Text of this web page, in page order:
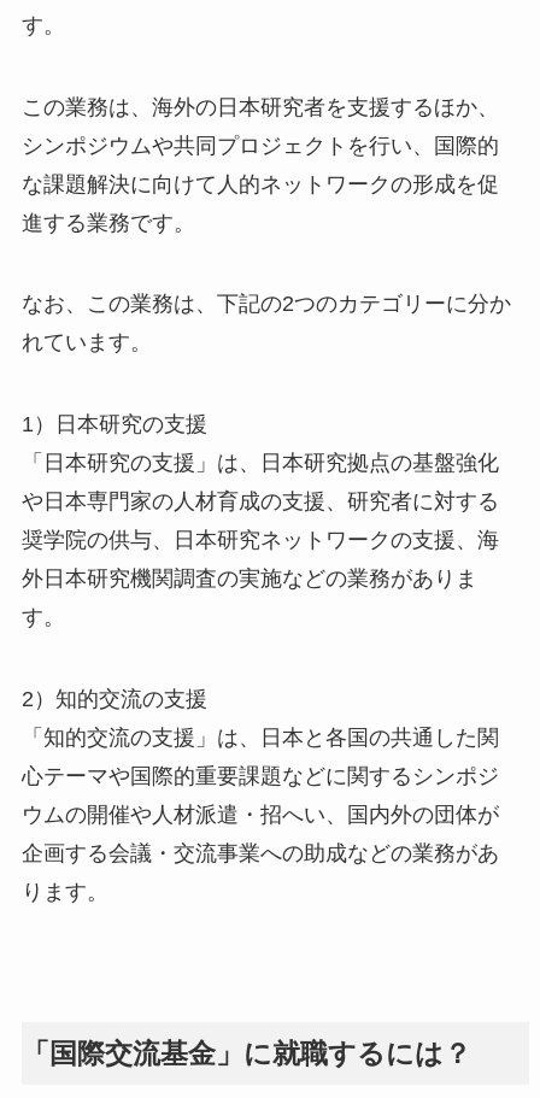
す。
この業務は、海外の日本研究者を支援するほか、
シンポジウムや共同プロジェクトを行い、国際的
な課題解決に向けて人的ネットワークの形成を促
進する業務です。
なお、この業務は、下記の2つのカテゴリーに分か
れています。
1）日本研究の支援
「日本研究の支援」は、日本研究拠点の基盤強化
や日本専門家の人材育成の支援、研究者に対する
奨学院の供与、日本研究ネットワークの支援、海
外日本研究機関調査の実施などの業務がありま
す。
2）知的交流の支援
「知的交流の支援」は、日本と各国の共通した関
心テーマや国際的重要課題などに関するシンポジ
ウムの開催や人材派遣・招へい、国内外の団体が
企画する会議・交流事業への助成などの業務があ
ります。
「国際交流基金」に就職するには？